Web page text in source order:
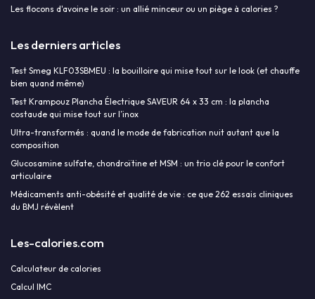
Les flocons d'avoine le soir : un allié minceur ou un piège à calories ?
Les derniers articles
Test Smeg KLF03SBMEU : la bouilloire qui mise tout sur le look (et chauffe
bien quand même)
Test Krampouz Plancha Électrique SAVEUR 64 x 33 cm : la plancha
costaude qui mise tout sur l’inox
Ultra-transformés : quand le mode de fabrication nuit autant que la
composition
Glucosamine sulfate, chondroïtine et MSM : un trio clé pour le confort
articulaire
Médicaments anti-obésité et qualité de vie : ce que 262 essais cliniques
du BMJ révèlent
Les-calories.com
Calculateur de calories
Calcul IMC